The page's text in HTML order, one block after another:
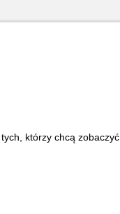
którzy chcą zobaczyć